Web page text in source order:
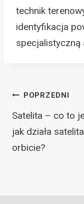
technik
identyfikacja
specjalistyczną
Nawigacja
wpisu
POPRZEDNI
Satelita – co to
jak działa
orbicie?